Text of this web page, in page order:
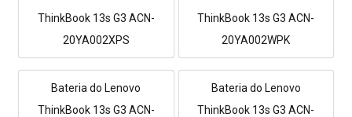
ThinkBook 13s G3 ACN-
20YA002XPS
ThinkBook 13s G3 ACN-
20YA002WPK
Bateria do Lenovo
ThinkBook 13s G3 ACN-
Bateria do Lenovo
ThinkBook 13s G3 ACN-